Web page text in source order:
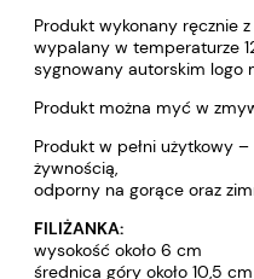
Produkt wykonany ręcznie
wypalany w temperaturze
sygnowany autorskim logo
Produkt można myć w
Produkt w pełni użytkowy
żywnością,
odporny na gorące oraz
FILIŻANKA:
wysokość około 6 cm
średnica góry około 10,5 cm